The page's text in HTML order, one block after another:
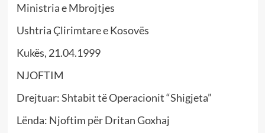
Ministria e Mbrojtjes
Ushtria Çlirimtare e Kosovës
Kukës, 21.04.1999
NJOFTIM
Drejtuar: Shtabit të Operacionit “Shigjeta”
Lënda: Njoftim për Dritan Goxhaj